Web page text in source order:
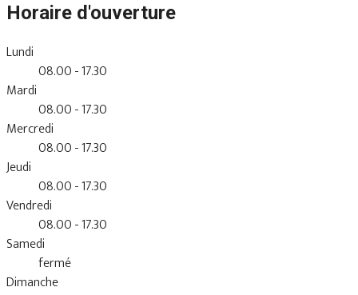
Horaire d'ouverture
Lundi
08.00 - 17.30
Mardi
08.00 - 17.30
Mercredi
08.00 - 17.30
Jeudi
08.00 - 17.30
Vendredi
08.00 - 17.30
Samedi
fermé
Dimanche